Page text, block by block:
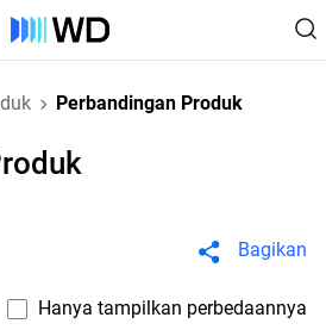
Perbandingan Produk
Bagikan
Hanya tampilkan perbedaannya